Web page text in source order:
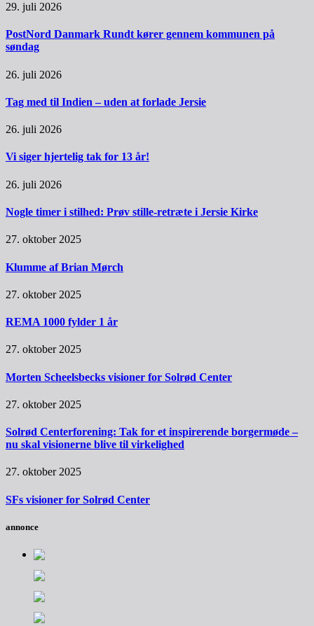
29. juli 2026
PostNord Danmark Rundt kører gennem kommunen på
søndag
26. juli 2026
Tag med til Indien – uden at forlade Jersie
26. juli 2026
Vi siger hjertelig tak for 13 år!
26. juli 2026
Nogle timer i stilhed: Prøv stille-retræte i Jersie Kirke
27. oktober 2025
Klumme af Brian Mørch
27. oktober 2025
REMA 1000 fylder 1 år
27. oktober 2025
Morten Scheelsbecks visioner for Solrød Center
27. oktober 2025
Solrød Centerforening: Tak for et inspirerende borgermøde –
nu skal visionerne blive til virkelighed
27. oktober 2025
SFs visioner for Solrød Center
annonce